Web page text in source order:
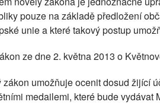
pouze na základě předložení
unie a které takový postup
ze dne 2. května 2013 o
zákon umožňuje ocenit dosud žijící
medailemi, které bude vydávat